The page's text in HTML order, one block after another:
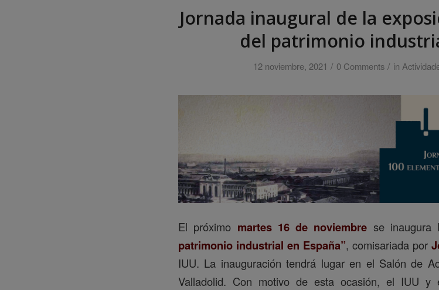
Jornada inaugural de la
del patrimonio
12 noviembre, 2021 / 0 Comments / in
El próximo martes 16 de noviembre se inaugura
patrimonio industrial en España”, comisariada por
IUU. La inauguración tendrá lugar en el Salón de
Valladolid. Con motivo de esta ocasión, el IUU y